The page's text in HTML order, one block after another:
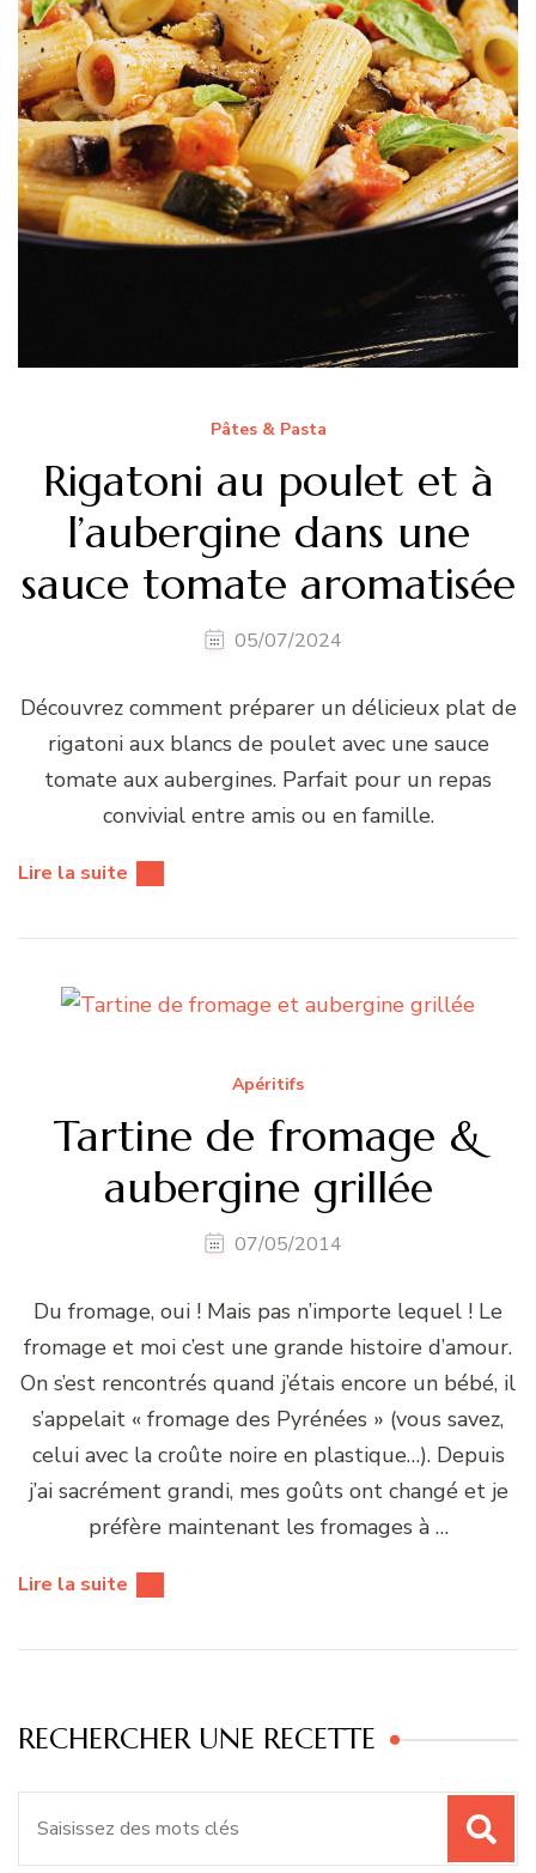
Pâtes & Pasta
Rigatoni au poulet et à
l’aubergine dans une
sauce tomate aromatisée
05/07/2024
Découvrez comment préparer un délicieux plat de
rigatoni aux blancs de poulet avec une sauce
tomate aux aubergines. Parfait pour un repas
convivial entre amis ou en famille.
Lire la suite
Apéritifs
Tartine de fromage &
aubergine grillée
07/05/2014
Du fromage, oui ! Mais pas n’importe lequel ! Le
fromage et moi c’est une grande histoire d’amour.
On s’est rencontrés quand j’étais encore un bébé, il
s’appelait « fromage des Pyrénées » (vous savez,
celui avec la croûte noire en plastique…). Depuis
j’ai sacrément grandi, mes goûts ont changé et je
préfère maintenant les fromages à …
Lire la suite
RECHERCHER UNE RECETTE